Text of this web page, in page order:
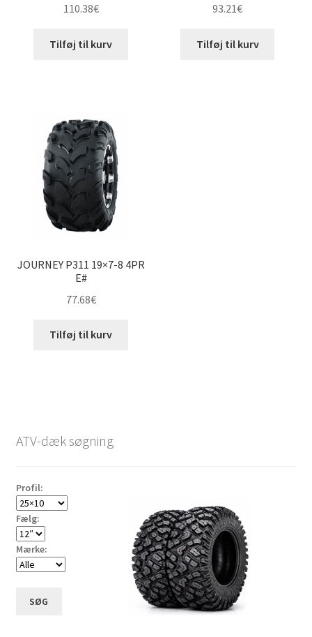
110.38€
Tilføj til kurv
93.21€
Tilføj til kurv
JOURNEY P311 19×7-8 4PR
E#
77.68€
Tilføj til kurv
ATV-dæk søgning
Profil:
Fælg:
Mærke:
SØG